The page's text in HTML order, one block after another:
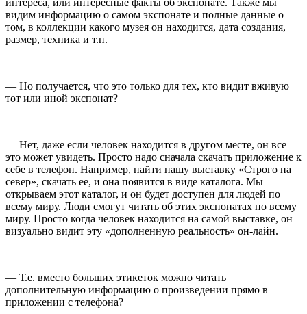
интереса, или интересные факты об экспонате. Также мы
видим информацию о самом экспонате и полные данные о
том, в коллекции какого музея он находится, дата создания,
размер, техника и т.п.
— Но получается, что это только для тех, кто видит вживую
тот или иной экспонат?
— Нет, даже если человек находится в другом месте, он все
это может увидеть. Просто надо сначала скачать приложение к
себе в телефон. Например, найти нашу выставку «Строго на
север», скачать ее, и она появится в виде каталога. Мы
открываем этот каталог, и он будет доступен для людей по
всему миру. Люди смогут читать об этих экспонатах по всему
миру. Просто когда человек находится на самой выставке, он
визуально видит эту «дополненную реальность» он-лайн.
— Т.е. вместо больших этикеток можно читать
дополнительную информацию о произведении прямо в
приложении с телефона?